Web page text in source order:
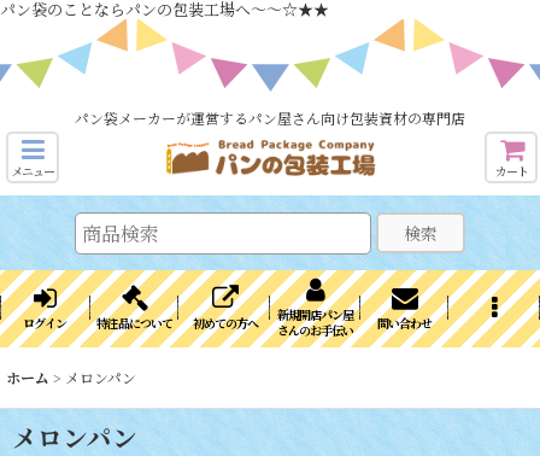
パン袋のことならパンの包装工場へ～～☆★★
パン袋メーカーが運営するパン屋さん向け包装資材の専門店
メニュー カート
検索
ログイン 特注品について 初めての方へ
新規開店パン屋
さんのお手伝い
問い合わせ
ホーム > メロンパン
メロンパン